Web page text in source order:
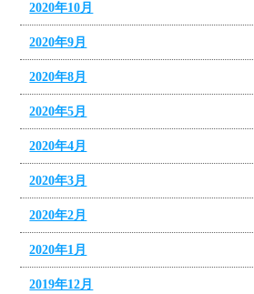
2020年10月
2020年9月
2020年8月
2020年5月
2020年4月
2020年3月
2020年2月
2020年1月
2019年12月